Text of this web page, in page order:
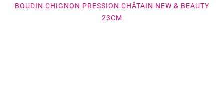
BOUDIN CHIGNON PRESSION CHÂTAIN NEW & BEAUTY
23CM